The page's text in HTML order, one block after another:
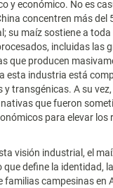
y económico. No es
concentren más del
su maíz sostiene a toda
incluidas las
que producen
esta industria está
y transgénicas. A su
que fueron
para elevar los
visión industrial, el
que define la identidad,
familias campesinas en